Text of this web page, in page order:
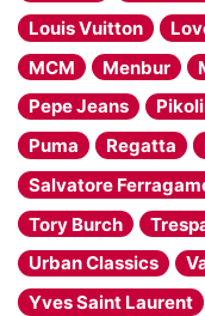
Louis Vuitton
MCM
Menbur
Pepe Jeans
Puma
Regatta
Salvatore
Tory Burch
Urban Classics
Yves Saint Laurent